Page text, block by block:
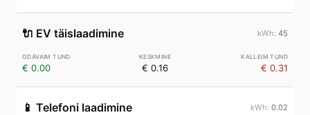
🔌 EV täislaadimine 45
€ 0.00 € 0.16 € 0.31
📱 Telefoni laadimine 0.02